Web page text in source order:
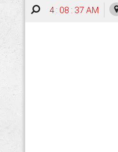
4 : 08 : 38 AM